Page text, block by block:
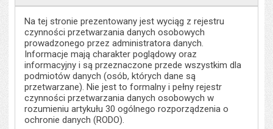
Na tej stronie prezentowany jest wyciąg z rejestru
czynności przetwarzania danych osobowych
prowadzonego przez administratora danych.
Informacje mają charakter poglądowy oraz
informacyjny i są przeznaczone przede wszystkim dla
podmiotów danych (osób, których dane są
przetwarzane). Nie jest to formalny i pełny rejestr
czynności przetwarzania danych osobowych w
rozumieniu artykułu 30 ogólnego rozporządzenia o
ochronie danych (RODO).